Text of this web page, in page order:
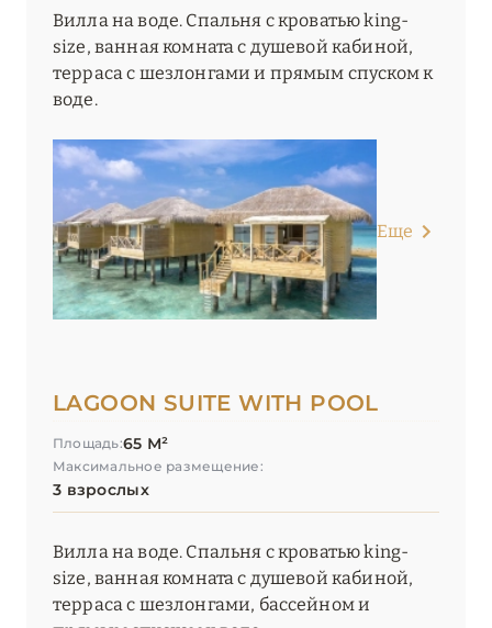
Вилла на воде. Спальня с кроватью king-
size, ванная комната с душевой кабиной,
терраса с шезлонгами и прямым спуском к
воде.
Еще
LAGOON SUITE WITH POOL
Площадь:65 М²
Максимальное размещение:
3 взрослых
Вилла на воде. Спальня с кроватью king-
size, ванная комната с душевой кабиной,
терраса с шезлонгами, бассейном и